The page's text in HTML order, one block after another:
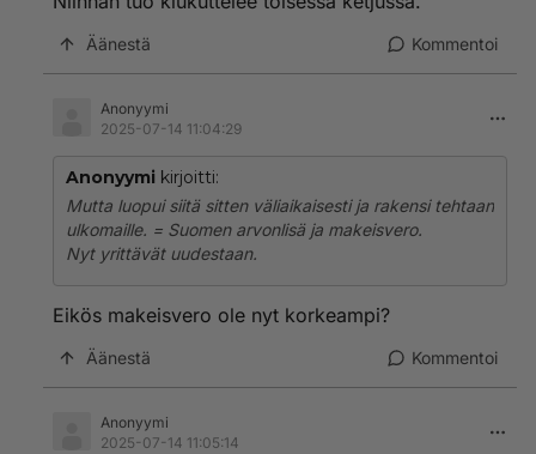
Äänestä Kommentoi
Anonyymi
2025-07-14 11:04:29
Anonyymi kirjoitti:
Mutta luopui siitä sitten väliaikaisesti ja rakensi tehtaan
ulkomaille. = Suomen arvonlisä ja makeisvero.
Nyt yrittävät uudestaan.
Eikös makeisvero ole nyt korkeampi?
Äänestä Kommentoi
Anonyymi
2025-07-14 11:05:14